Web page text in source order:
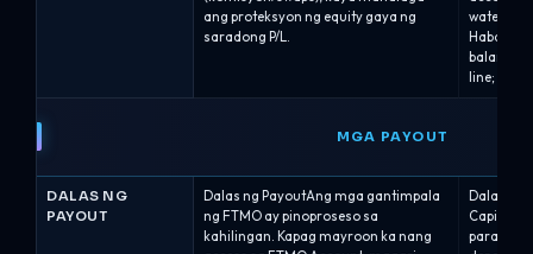
ang proteksyon ng equity gaya ng
saradong P/L.
water
Habang
balanse,
line;
MGA PAYOUT
DALAS NG
PAYOUT
Dalas ng PayoutAng mga gantimpala
ng FTMO ay pinoproseso sa
kahilingan. Kapag mayroon ka nang
Dalas ng
Capital
para sa